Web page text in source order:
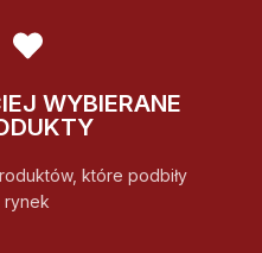
WYBIERANE
które podbiły
rynek